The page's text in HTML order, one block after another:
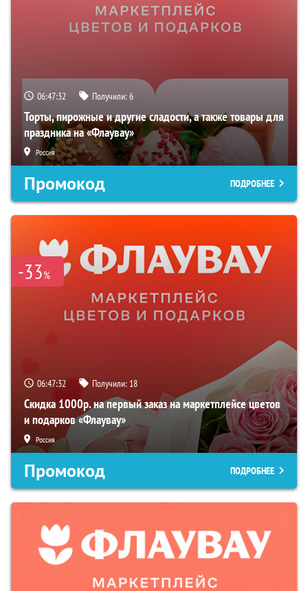
06:47:31 Получили:6
Торты, пирожные и другие сладости, а также товары для
праздника на «Флаувау»
Россия
Промокод ПОДРОБНЕЕ
-33%
06:47:31 Получили: 18
Скидка 1000р. на первый заказ на маркетплейсе цветов
и подарков «Флаувау»
Россия
Промокод ПОДРОБНЕЕ